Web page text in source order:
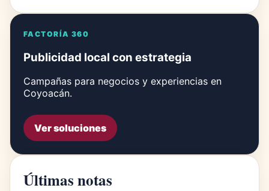
FACTORÍA 360
Publicidad local con estrategia
Campañas para negocios y experiencias en
Coyoacán.
Ver soluciones
Últimas notas